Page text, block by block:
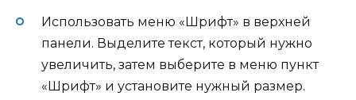
Использовать меню «Шрифт» в верхней
панели. Выделите текст, который нужно
увеличить, затем выберите в меню пункт
«Шрифт» и установите нужный размер.